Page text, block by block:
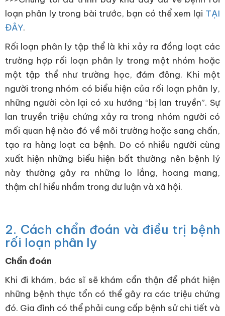
loạn phân ly trong bài trước, bạn có thể xem lại TẠI
ĐÂY.
Rối loạn phân ly tập thể là khi xảy ra đồng loạt các
trường hợp rối loạn phân ly trong một nhóm hoặc
một tập thể như trường học, đám đông. Khi một
người trong nhóm có biểu hiện của rối loạn phân ly,
những người còn lại có xu hướng “bị lan truyền”. Sự
lan truyền triệu chứng xảy ra trong nhóm người có
mối quan hệ nào đó về môi trường hoặc sang chấn,
tạo ra hàng loạt ca bệnh. Do có nhiều người cùng
xuất hiện những biểu hiện bất thường nên bệnh lý
này thường gây ra những lo lắng, hoang mang,
thậm chí hiểu nhầm trong dư luận và xã hội.
2. Cách chẩn đoán và điều trị bệnh
rối loạn phân ly
Chẩn đoán
Khi đi khám, bác sĩ sẽ khám cẩn thận để phát hiện
những bệnh thực tổn có thể gây ra các triệu chứng
đó. Gia đình có thể phải cung cấp bệnh sử chi tiết và